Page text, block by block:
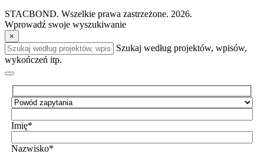
STACBOND. Wszelkie prawa zastrzeżone. 2026.
Wprowadź swoje wyszukiwanie
×
Szukaj według projektów, wpisów,
wykończeń itp.
Imię*
Nazwisko*